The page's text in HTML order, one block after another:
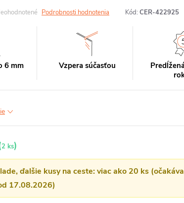
Podrobnosti hodnotenia Kód: CER-422925
6 mm Vzpera súčasťou
2 ks)
ďalšie kusy na ceste: viac ako 20 ks
17.08.2026)